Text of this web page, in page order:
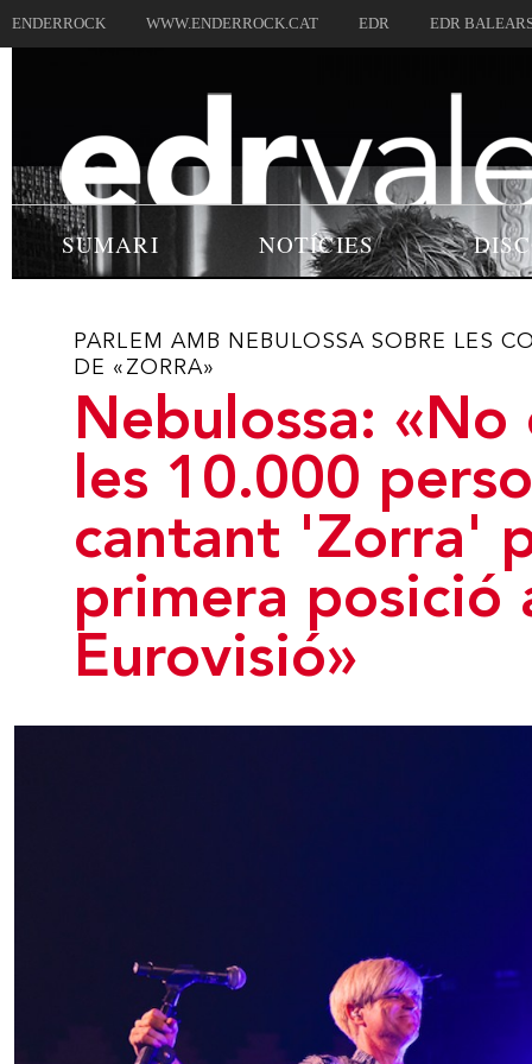
ENDERROCK WWW.ENDERROCK.CAT EDR EDR
SUMARI NOTÍCIES
PARLEM AMB NEBULOSSA SOBRE LES
DE «ZORRA»
Nebulossa: «No
les 10.000
cantant 'Zorra'
primera posició
Eurovisió»